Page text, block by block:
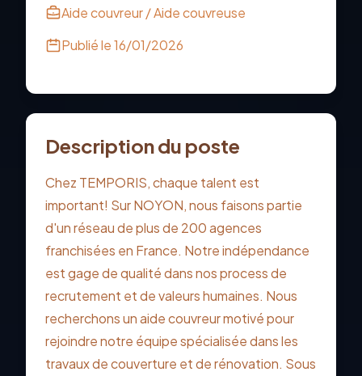
Aide couvreur / Aide couvreuse
Publié le16/01/2026
Description du poste
Chez TEMPORIS, chaque talent est
important! Sur NOYON, nous faisons partie
d'un réseau de plus de 200 agences
franchisées en France. Notre indépendance
est gage de qualité dans nos process de
recrutement et de valeurs humaines. Nous
recherchons un aide couvreur motivé pour
rejoindre notre équipe spécialisée dans les
travaux de couverture et de rénovation. Sous